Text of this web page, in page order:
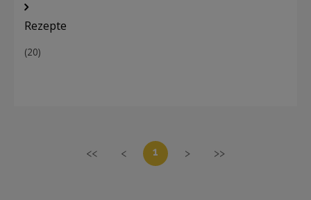
Rezepte
(20)
<< < 1 > >>